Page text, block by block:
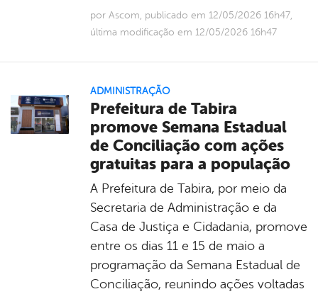
por Ascom, publicado em 12/05/2026 16h47,
última modificação em 12/05/2026 16h47
ADMINISTRAÇÃO
Prefeitura de Tabira
promove Semana Estadual
de Conciliação com ações
gratuitas para a população
A Prefeitura de Tabira, por meio da
Secretaria de Administração e da
Casa de Justiça e Cidadania, promove
entre os dias 11 e 15 de maio a
programação da Semana Estadual de
Conciliação, reunindo ações voltadas